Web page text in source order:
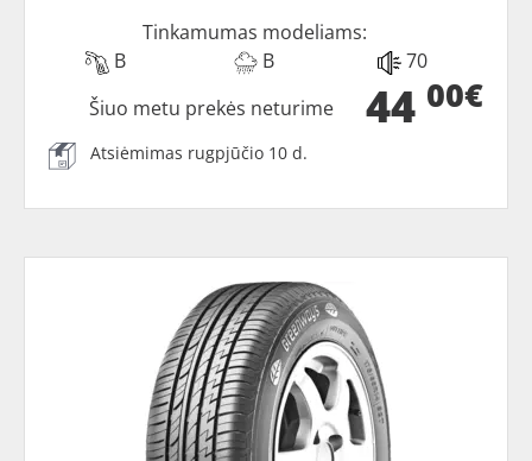
Tinkamumas modeliams:
B
B 70
44 00€
Šiuo metu prekės neturime
Atsiėmimas rugpjūčio 10 d.